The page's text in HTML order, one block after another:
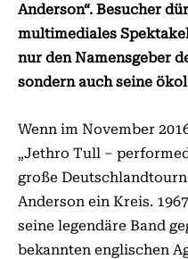
Anderson“. Besucher
multimediales
nur den Namensgeber
sondern auch seine
Wenn im November
„Jethro Tull –
große
Anderson ein Kreis.
seine legendäre Band
bekannten englischen